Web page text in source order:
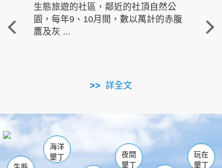
生態旅遊的社區，鄰近的社頂自然公
園，每年9、10月間，數以萬計的赤腹
鷹及灰 ...
詳全文
重
走進
南仁湖
海生館
恆春 佳樂水
龍鑾潭自然中心 森林遊樂區
瓊麻館
關山 墾管處遊客中心
社頂公園 風吹沙
船帆石
白砂 龍磐公園
香蕉灣
砂島
鵝鑾鼻
海洋
墾丁
夜間
墾丁
玩在
墾丁